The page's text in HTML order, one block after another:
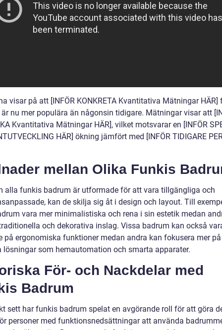
visar på att [INFÖR KONKRETA Kvantitativa Mätningar HÄR]
nu mer populära än någonsin tidigare. Mätningar visar att
Kvantitativa Mätningar HÄR], vilket motsvarar en [INFÖR
HÄR] ökning jämfört med [INFÖR TIDIGARE
mellan Olika Funkis
alla funkis badrum är utformade för att vara tillgängliga och
kan de skilja sig åt i design och layout. Till
vara mer minimalistiska och rena i sin estetik medan
och dekorativa inslag. Vissa badrum kan också
på ergonomiska funktioner medan andra kan fokusera mer på
lösningar som hemautomation och smarta apparater.
För- och Nackdelar med
Badrum
sett har funkis badrum spelat en avgörande roll för att göra
personer med funktionsnedsättningar att använda